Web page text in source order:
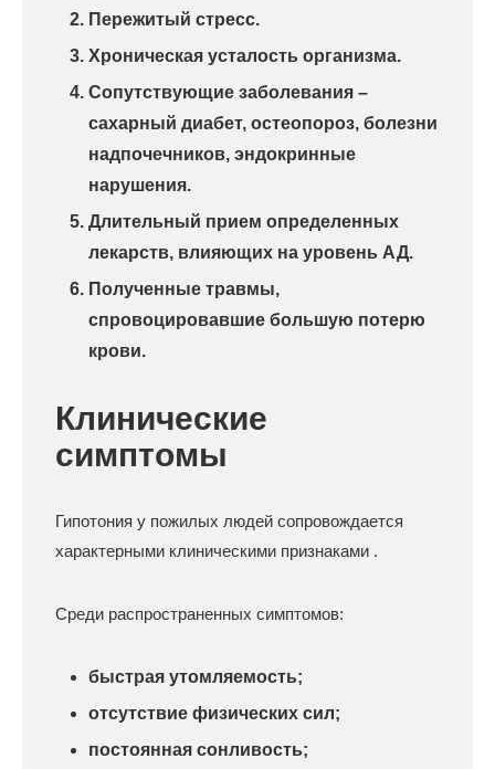
Пережитый стресс.
Хроническая усталость организма.
Сопутствующие заболевания –
сахарный диабет, остеопороз, болезни
надпочечников, эндокринные
нарушения.
Длительный прием определенных
лекарств, влияющих на уровень АД.
Полученные травмы,
спровоцировавшие большую потерю
крови.
Клинические
симптомы
Гипотония у пожилых людей сопровождается
характерными клиническими признаками .
Среди распространенных симптомов:
быстрая утомляемость;
отсутствие физических сил;
постоянная сонливость;